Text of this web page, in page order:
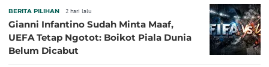
BERITA PILIHAN 2 hari lalu
Gianni Infantino Sudah Minta Maaf,
UEFA Tetap Ngotot: Boikot Piala Dunia
Belum Dicabut